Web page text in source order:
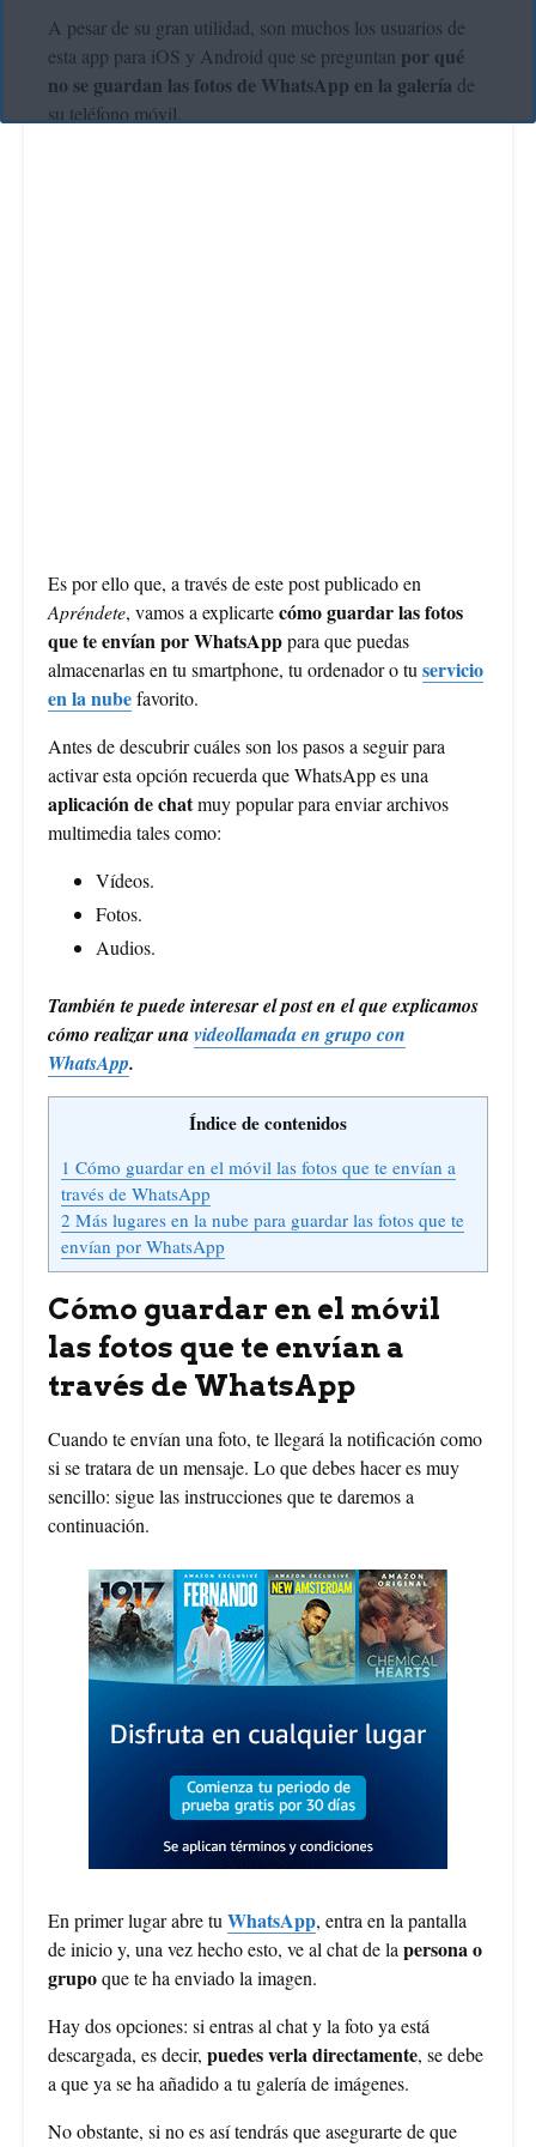
A pesar de su gran utilidad, son muchos los usuarios de
esta app para iOS y Android que se preguntan por qué
no se guardan las fotos de WhatsApp en la galería de
su teléfono móvil.
Es por ello que, a través de este post publicado en
Apréndete, vamos a explicartecómo guardar las fotos
que te envían por WhatsApppara que puedas
almacenarlas en tu smartphone, tu ordenador o tu servicio
en la nubefavorito.
Antes de descubrir cuáles son los pasos a seguir para
activar esta opción recuerda que WhatsApp es una
aplicación de chatmuy popular para enviar archivos
multimedia tales como:
Vídeos.
Fotos.
Audios.
También te puede interesar el post en el que explicamos
cómo realizar unavideollamada en grupo con
WhatsApp.
Índice de contenidos
1 Cómo guardar en el móvil las fotos que te envían a
través de WhatsApp
2 Más lugares en la nube para guardar las fotos que te
envían por WhatsApp
Cómo guardar en el móvil
las fotos que te envían a
través de WhatsApp
Cuando te envían una foto, te llegará la notificación como
si se tratara de un mensaje. Lo que debes hacer es muy
sencillo: sigue las instrucciones que te daremos a
continuación.
En primer lugar abre tu WhatsApp, entra en la pantalla
de inicio y, una vez hecho esto, ve al chat de la persona o
grupoque te ha enviado la imagen.
Hay dos opciones: si entras al chat y la foto ya está
descargada, es decir, puedes verla directamente, se debe
a que ya se ha añadido a tu galería de imágenes.
No obstante, si no es así tendrás que asegurarte de que